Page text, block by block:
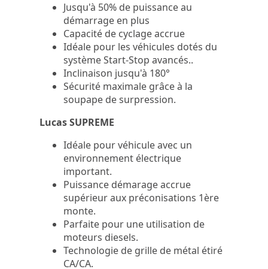
Jusqu'à 50% de puissance au
démarrage en plus
Capacité de cyclage accrue
Idéale pour les véhicules dotés du
système Start-Stop avancés..
Inclinaison jusqu'à 180°
Sécurité maximale grâce à la
soupape de surpression.
Lucas SUPREME
Idéale pour véhicule avec un
environnement électrique
important.
Puissance démarage accrue
supérieur aux préconisations 1ère
monte.
Parfaite pour une utilisation de
moteurs diesels.
Technologie de grille de métal étiré
CA/CA.